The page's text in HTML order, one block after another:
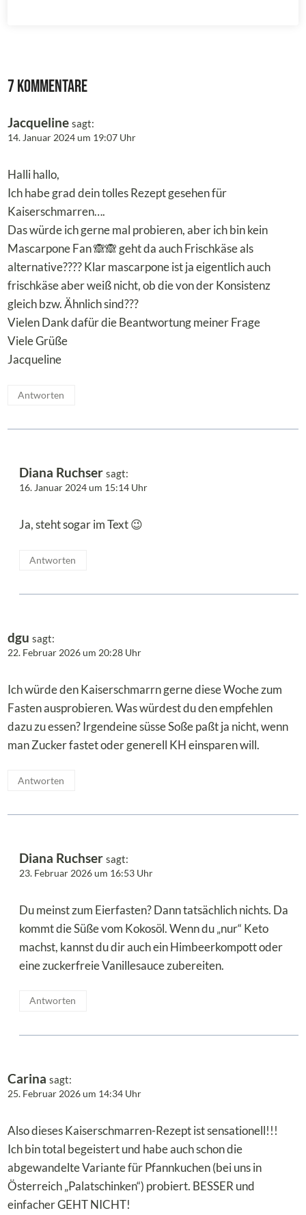
7 Kommentare
Jacqueline sagt:
14. Januar 2024 um 19:07 Uhr
Halli hallo,
Ich habe grad dein tolles Rezept gesehen für
Kaiserschmarren….
Das würde ich gerne mal probieren, aber ich bin kein
Mascarpone Fan 🙈🙈 geht da auch Frischkäse als
alternative???? Klar mascarpone ist ja eigentlich auch
frischkäse aber weiß nicht, ob die von der Konsistenz
gleich bzw. Ähnlich sind???
Vielen Dank dafür die Beantwortung meiner Frage
Viele Grüße
Jacqueline
Antworten
Diana Ruchser sagt:
16. Januar 2024 um 15:14 Uhr
Ja, steht sogar im Text 😉
Antworten
dgu sagt:
22. Februar 2026 um 20:28 Uhr
Ich würde den Kaiserschmarrn gerne diese Woche zum
Fasten ausprobieren. Was würdest du den empfehlen
dazu zu essen? Irgendeine süsse Soße paßt ja nicht, wenn
man Zucker fastet oder generell KH einsparen will.
Antworten
Diana Ruchser sagt:
23. Februar 2026 um 16:53 Uhr
Du meinst zum Eierfasten? Dann tatsächlich nichts. Da
kommt die Süße vom Kokosöl. Wenn du „nur“ Keto
machst, kannst du dir auch ein Himbeerkompott oder
eine zuckerfreie Vanillesauce zubereiten.
Antworten
Carina sagt:
25. Februar 2026 um 14:34 Uhr
Also dieses Kaiserschmarren-Rezept ist sensationell!!!
Ich bin total begeistert und habe auch schon die
abgewandelte Variante für Pfannkuchen (bei uns in
Österreich „Palatschinken“) probiert. BESSER und
einfacher GEHT NICHT!